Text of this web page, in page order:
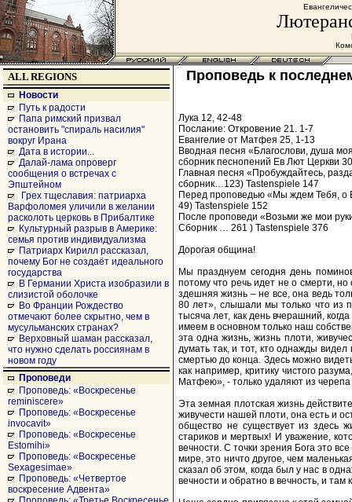
ALL REGIONS
Новости
Путь к радости
Папа римский призвал
остановить "спираль насилия"
вокруг Ирана
Дата в истории...
Далай-лама опроверг
сообщения о встречах с
Эпштейном
Грех тщеславия: патриарха
Варфоломея уличили в желании
расколоть церковь в Прибалтике
Культурный разрыв в Америке:
семья против индивидуализма
Патриарх Кирилл рассказал,
почему Бог не создаёт идеального
государства
В Германии Христа изобразили в
слизистой оболочке
Во Франции Рождество
отмечают более скрытно, чем в
мусульманских странах?
Верховный шаман рассказал,
что нужно сделать россиянам в
новом году
Проповеди
Проповедь: «Воскресенье
reminiscere»
Проповедь: «Воскресенье
invocavit»
Проповедь: «Воскресенье
Estomihi»
Проповедь: «Воскресенье
Sexagesimae»
Проповедь: «Четвертое
воскресение Адвента»
Проповедь к
Лука 12, 42-48
Послание: Откровение 21. 1-7
Евангелие от Матфея 25, 1-13
Вводная песня «Благослови, душа
сборник песнопений Ев Лют Церкви
Главная песня «Пробуждайтесь,
сборник…123) Tastenspiele 147
Перед проповедью «Мы ждем Тебя, о
49) Tastenspiele 152
После проповеди «Возьми же мои
Сборник … 261 ) Tastenspiele 376
Дорогая община!
Мы празднуем сегодня день
потому что речь идет не о смерти,
здешняя жизнь – не все, она ведь
80 лет», слышали мы только что из
тысяча лет, как день вчерашний,
имеем в основном только наш
эта одна жизнь, жизнь плоти,
думать так, и тот, кто однажды видел
смертью до конца. Здесь можно
как например, критику чистого
Матфею», - только удаляют из
Эта земная плотская жизнь
живучести нашей плоти, она есть и
общество не существует из здесь
стариков и мертвых! И уважение,
вечности. С точки зрения Бога это
мире, это ничто другое, чем
сказал об этом, когда был у нас в
вечности и обратно в вечность, и там